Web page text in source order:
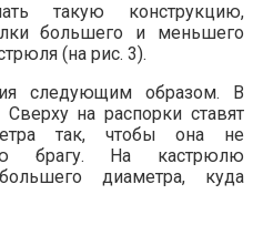
такую конструкцию,
большего и меньшего
(на рис. 3).
следующим образом. В
на распорки ставят
так, чтобы она не
брагу. На кастрюлю
диаметра, куда